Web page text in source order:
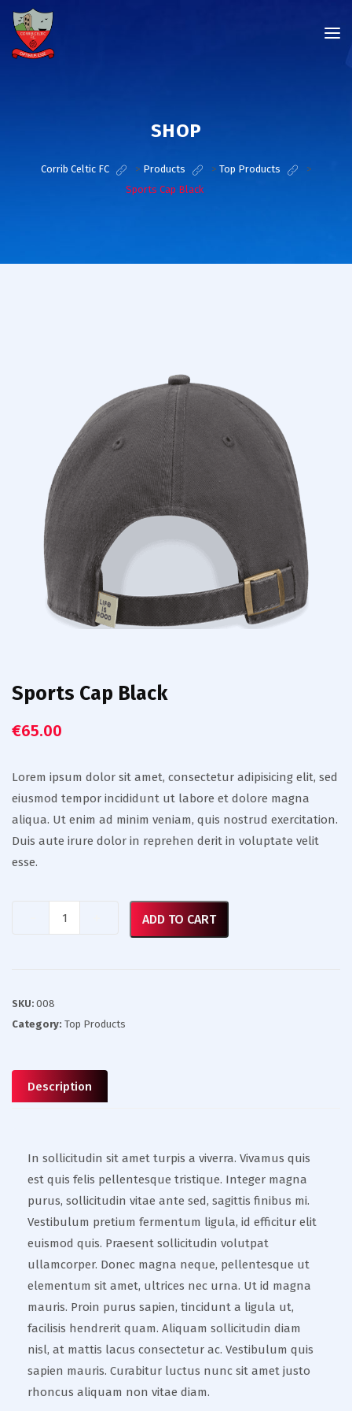
SHOP
Corrib Celtic FC > Products > Top Products
>
Sports Cap Black
Sports Cap Black
€65.00
Lorem ipsum dolor sit amet, consectetur adipisicing elit, sed
eiusmod tempor incididunt ut labore et dolore magna
aliqua. Ut enim ad minim veniam, quis nostrud exercitation.
Duis aute irure dolor in reprehen derit in voluptate velit
esse.
Quantity
ADD TO CART
SKU: 008
Category: Top Products
Description
In sollicitudin sit amet turpis a viverra. Vivamus quis
est quis felis pellentesque tristique. Integer magna
purus, sollicitudin vitae ante sed, sagittis finibus mi.
Vestibulum pretium fermentum ligula, id efficitur elit
euismod quis. Praesent sollicitudin volutpat
ullamcorper. Donec magna neque, pellentesque ut
elementum sit amet, ultrices nec urna. Ut id magna
mauris. Proin purus sapien, tincidunt a ligula ut,
facilisis hendrerit quam. Aliquam sollicitudin diam
nisl, at mattis lacus consectetur ac. Vestibulum quis
sapien mauris. Curabitur luctus nunc sit amet justo
rhoncus aliquam non vitae diam.